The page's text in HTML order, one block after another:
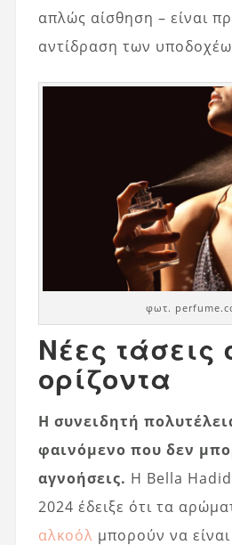
απλώς αίσθηση – είναι
αντίδραση των
φωτ.
Νέες τάσεις
ορίζοντα
Η συνειδητή
φαινόμενο που δεν
αγνοήσεις. Η Bella
2024 έδειξε ότι τα
αλκοόλ μπορούν να